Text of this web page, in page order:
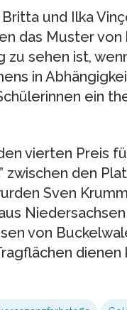
und Ilka
das Muster von
zu sehen ist,
in
ein
vierten Preis
den
Sven
von
dienen